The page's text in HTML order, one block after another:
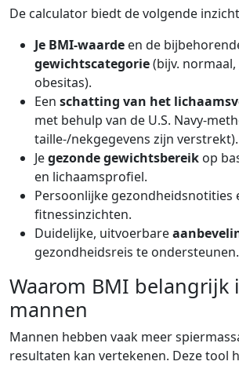
De calculator biedt de volgende
Je BMI-waarde en de
gewichtscategorie(bijv. normaal,
obesitas).
Een schatting van het
met behulp van de U.S. Navy-
taille-/nekgegevens zijn verstrekt).
Jegezonde gewichtsbereik op
en lichaamsprofiel.
Persoonlijke gezondheidsnotities
fitnessinzichten.
Duidelijke, uitvoerbare
gezondheidsreis te ondersteunen.
Waarom BMI belangrijk
mannen
Mannen hebben vaak meer
resultaten kan vertekenen. Deze tool